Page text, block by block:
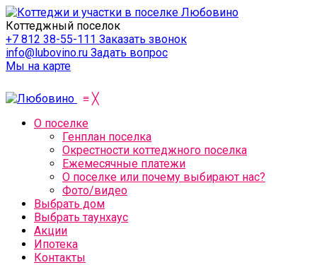
Коттеджный поселок
+7 812 38-55-111 Заказать звонок
info@lubovino.ru Задать вопрос
Мы на карте
≡ ╳
О поселке
Генплан поселка
Окрестности коттеджного поселка
Ежемесячные платежи
О поселке или почему выбирают нас?
Фото/видео
Выбрать дом
Выбрать таунхаус
Акции
Ипотека
Контакты